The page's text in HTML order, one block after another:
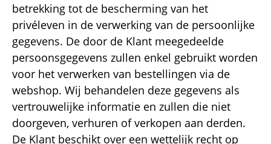
betrekking tot de bescherming van het
privéleven in de verwerking van de persoonlijke
gegevens. De door de Klant meegedeelde
persoonsgegevens zullen enkel gebruikt worden
voor het verwerken van bestellingen via de
webshop. Wij behandelen deze gegevens als
vertrouwelijke informatie en zullen die niet
doorgeven, verhuren of verkopen aan derden.
De Klant beschikt over een wettelijk recht op